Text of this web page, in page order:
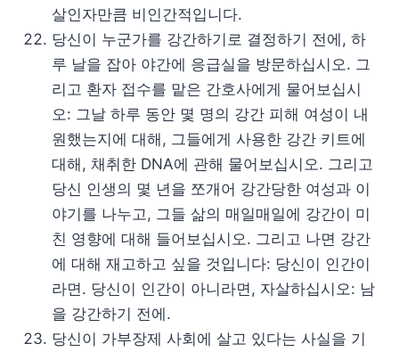
살인자만큼 비인간적입니다.
당신이 누군가를 강간하기로 결정하기 전에, 하
루 날을 잡아 야간에 응급실을 방문하십시오. 그
리고 환자 접수를 맡은 간호사에게 물어보십시
오: 그날 하루 동안 몇 명의 강간 피해 여성이 내
원했는지에 대해, 그들에게 사용한 강간 키트에
대해, 채취한 DNA에 관해 물어보십시오. 그리고
당신 인생의 몇 년을 쪼개어 강간당한 여성과 이
야기를 나누고, 그들 삶의 매일매일에 강간이 미
친 영향에 대해 들어보십시오. 그리고 나면 강간
에 대해 재고하고 싶을 것입니다: 당신이 인간이
라면. 당신이 인간이 아니라면, 자살하십시오: 남
을 강간하기 전에.
당신이 가부장제 사회에 살고 있다는 사실을 기